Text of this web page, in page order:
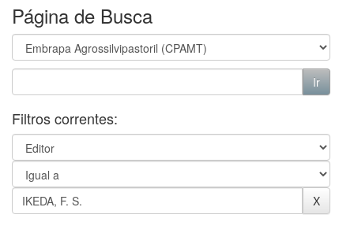
Página de Busca
Filtros correntes: